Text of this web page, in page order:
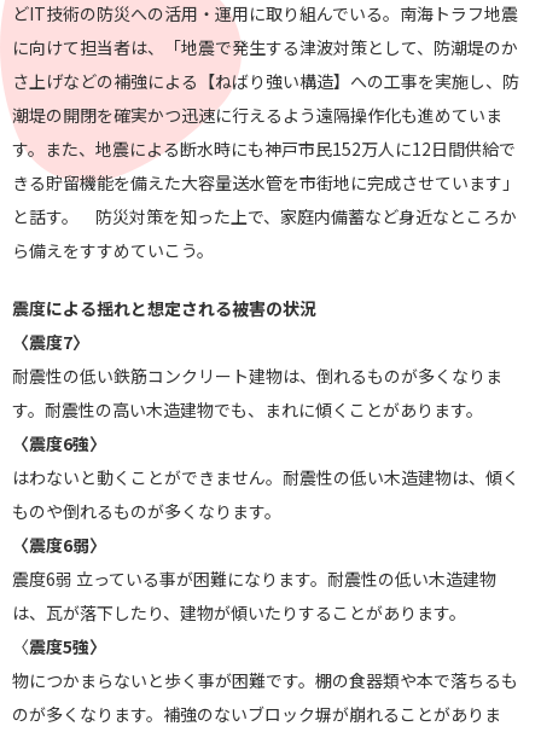
どIT技術の防災への活用・運用に取り組んでいる。南海トラフ地震
に向けて担当者は、「地震で発生する津波対策として、防潮堤のか
さ上げなどの補強による【ねばり強い構造】への工事を実施し、防
潮堤の開閉を確実かつ迅速に行えるよう遠隔操作化も進めていま
す。また、地震による断水時にも神戸市民152万人に12日間供給で
きる貯留機能を備えた大容量送水管を市街地に完成させています」
と話す。 防災対策を知った上で、家庭内備蓄など身近なところか
ら備えをすすめていこう。
震度による揺れと想定される被害の状況
〈震度7〉
耐震性の低い鉄筋コンクリート建物は、倒れるものが多くなりま
す。耐震性の高い木造建物でも、まれに傾くことがあります。
〈震度6強〉
はわないと動くことができません。耐震性の低い木造建物は、傾く
ものや倒れるものが多くなります。
〈震度6弱〉
震度6弱 立っている事が困難になります。耐震性の低い木造建物
は、瓦が落下したり、建物が傾いたりすることがあります。
〈震度5強〉
物につかまらないと歩く事が困難です。棚の食器類や本で落ちるも
のが多くなります。補強のないブロック塀が崩れることがありま